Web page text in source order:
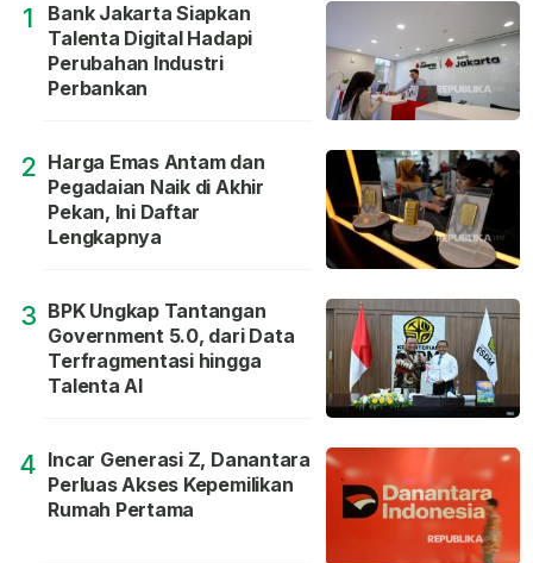
1
Bank Jakarta Siapkan
Talenta Digital Hadapi
Perubahan Industri
Perbankan
2 Harga Emas Antam dan
Pegadaian Naik di Akhir
Pekan, Ini Daftar
Lengkapnya
3 BPK Ungkap Tantangan
Government 5.0, dari Data
Terfragmentasi hingga
Talenta AI
4 Incar Generasi Z, Danantara
Perluas Akses Kepemilikan
Rumah Pertama